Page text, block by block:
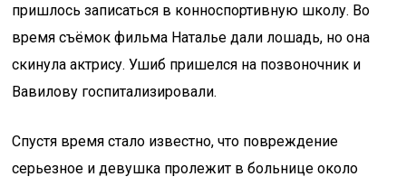
пришлось записаться в конноспортивную школу. Во
время съёмок фильма Наталье дали лошадь, но она
скинула актрису. Ушиб пришелся на позвоночник и
Вавилову госпитализировали.
Спустя время стало известно, что повреждение
серьезное и девушка пролежит в больнице около